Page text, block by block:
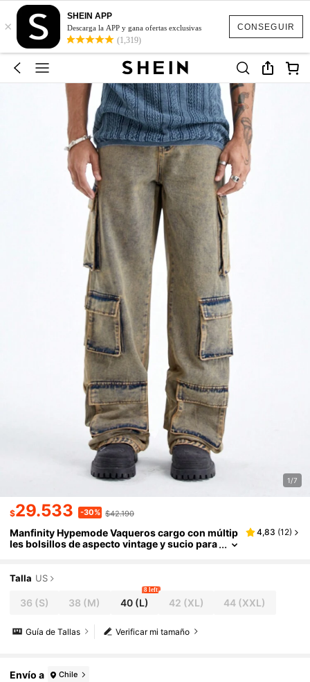
CONSEGUIR
×
SHEIN APP
Descarga la APP y gana ofertas exclusivas
(1,319)
1/7
$29.533 -30% $42.190
Manfinity Hypemode Vaqueros cargo con múltip
les bolsillos de aspecto vintage y sucio para
4,83 (12)
Talla US
36 (S) 38 (M) 40(L)
8 left
42 (XL) 44 (XXL)
Verificar mi tamaño
Guía de Tallas
Envío a Chile